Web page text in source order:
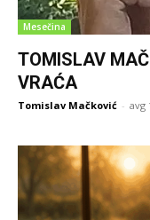
Mesečina
TOMISLAV
VRAĆA
Tomislav Mačković - avg